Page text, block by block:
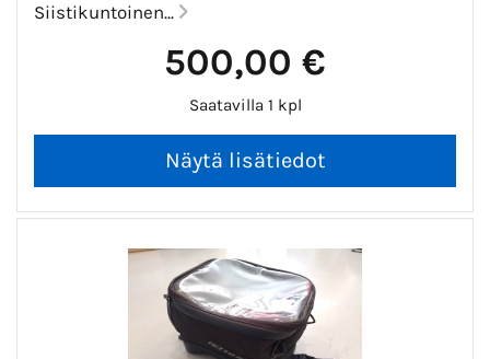
Siistikuntoinen...
500,00 €
Saatavilla 1 kpl